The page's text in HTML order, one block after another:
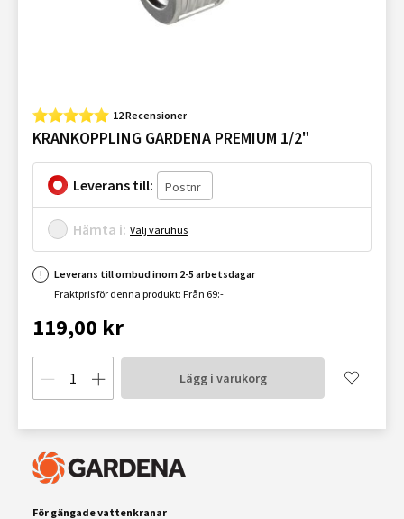
12 Recensioner
KRANKOPPLING GARDENA PREMIUM 1/2"
Leverans till:
Hämta i: Välj varuhus
Leverans till ombud inom 2-5 arbetsdagar
Fraktpris för denna produkt: Från 69:-
119,00 kr
Lägg i varukorg
För gängade vattenkranar